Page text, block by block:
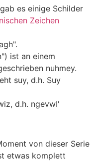
gab es einige Schilder
Zeichen
ist an einem
nuhmey.
suy, d.h. Suy
, d.h. ngevwI'
von dieser Serie
etwas komplett